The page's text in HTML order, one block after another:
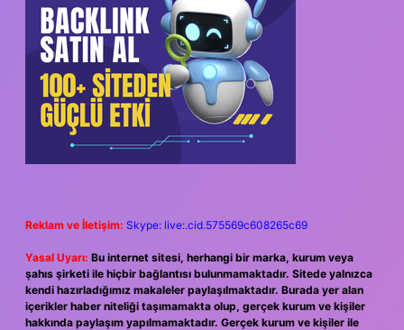
Reklam ve İletişim: Skype: live:.cid.575569c608265c69
Yasal Uyarı: Bu internet sitesi, herhangi bir marka, kurum veya
şahıs şirketi ile hiçbir bağlantısı bulunmamaktadır. Sitede yalnızca
kendi hazırladığımız makaleler paylaşılmaktadır. Burada yer alan
içerikler haber niteliği taşımamakta olup, gerçek kurum ve kişiler
hakkında paylaşım yapılmamaktadır. Gerçek kurum ve kişiler ile